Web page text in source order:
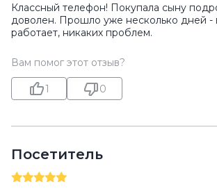
Классный телефон! Покупала сыну
доволен. Прошло уже несколько дней -
работает, никаких проблем.
Вам помог этот отзыв?
1 0
Посетитель